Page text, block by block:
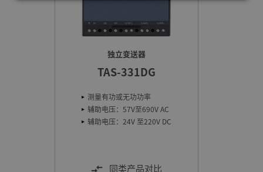
独立变送器
TAS-331DG
测量有功或无功功率
辅助电压：57V至690V AC
辅助电压：24V 至220V DC
同类产品对比